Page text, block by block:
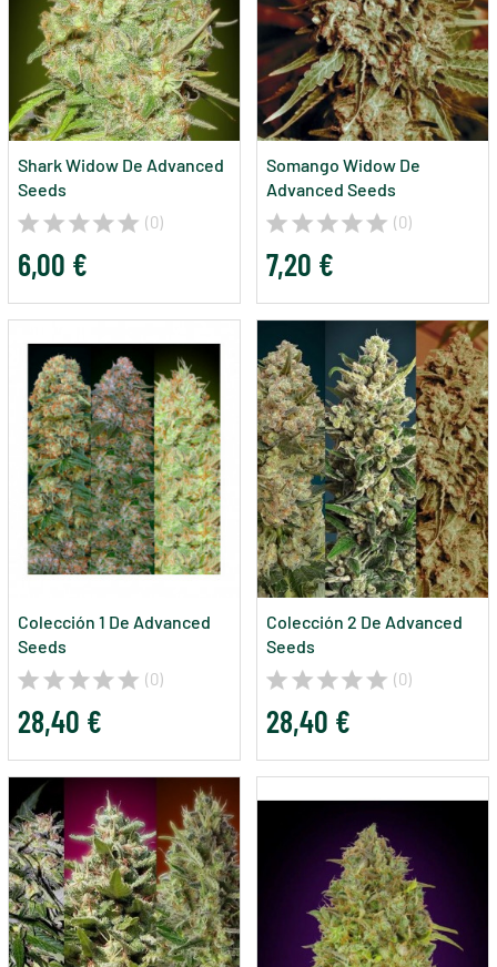
Shark Widow De Advanced
Seeds
(0)
6,00 €
Somango Widow De
Advanced Seeds
(0)
7,20 €
Colección 1 De Advanced
Seeds
(0)
28,40 €
Colección 2 De Advanced
Seeds
(0)
28,40 €